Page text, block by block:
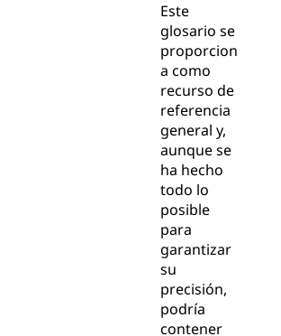
Este
glosario se
proporcion
a como
recurso de
referencia
general y,
aunque se
ha hecho
todo lo
posible
para
garantizar
su
precisión,
podría
contener